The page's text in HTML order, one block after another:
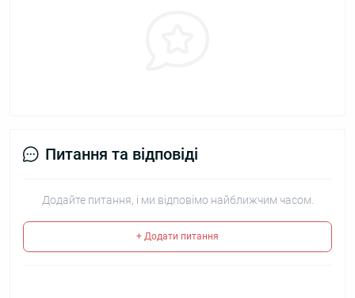
Питання та відповіді
Додайте питання, і ми відповімо найближчим часом.
+ Додати питання